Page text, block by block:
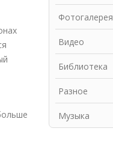
Фотогалерея
Видео
Библиотека
Разное
Музыка